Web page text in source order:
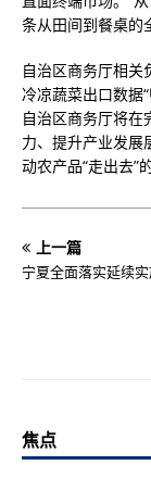
条从田间到餐桌的
自治区商务厅相关
冷凉蔬菜出口数据
自治区商务厅将
力、提升产业发展
动农产品“走出去”
上一篇
宁夏全面落实延续
焦点